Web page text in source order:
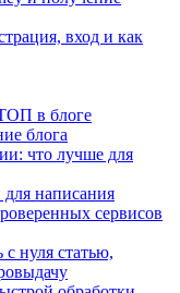
вход и как
в блоге
блога
что лучше для
для написания
сервисов
с нуля статью,